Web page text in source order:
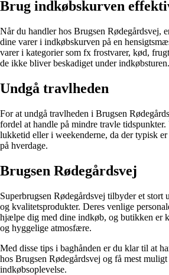
Brug indkøbskurven
Når du handler hos Brugsen Rødegårdsvej,
dine varer i indkøbskurven på en
varer i kategorier som fx frostvarer, kød,
de ikke bliver beskadiget under indkøbsturen.
Undgå travlheden
For at undgå travlheden i Brugsen
fordel at handle på mindre travle
lukketid eller i weekenderne, da der typisk
på hverdage.
Brugsen Rødegårdsvej
Superbrugsen Rødegårdsvej tilbyder et stort
og kvalitetsprodukter. Deres venlige
hjælpe dig med dine indkøb, og butikken er
og hyggelige atmosfære.
Med disse tips i baghånden er du klar til at
hos Brugsen Rødegårdsvej og få mest
indkøbsoplevelse.